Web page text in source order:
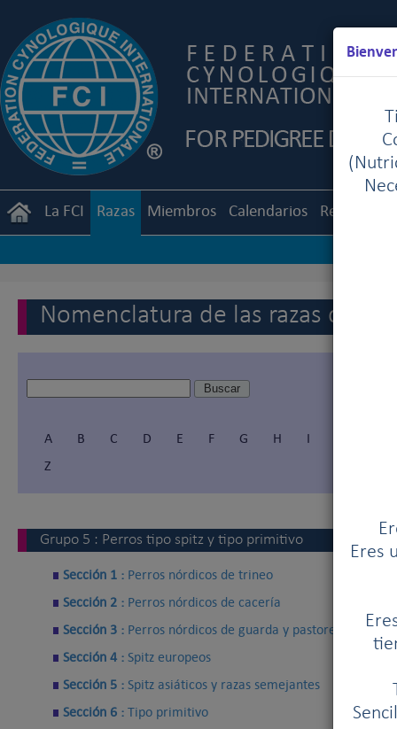
Eres
La FCI Razas Miembros Calendarios
Nomenclatura de las razas de la
A B C D E F G H I
Z
Grupo 5 : Perros tipo spitz y tipo primitivo
Sección 1 : Perros nórdicos de trineo
Sección 2 : Perros nórdicos de cacería
Sección 3 : Perros nórdicos de guarda y pastoreo
Sección 4 : Spitz europeos
Sección 5 : Spitz asiáticos y razas semejantes
Sección 6 : Tipo primitivo